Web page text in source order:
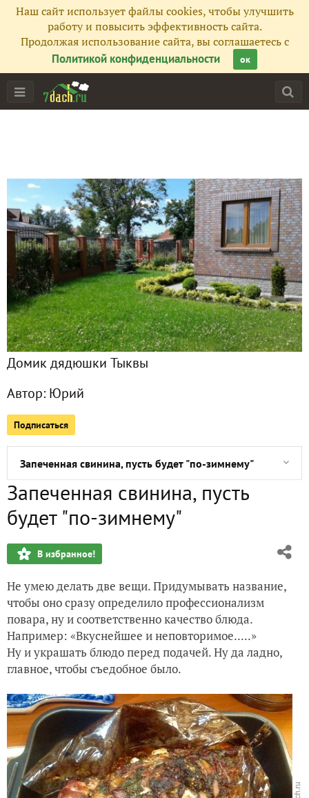
Наш сайт использует файлы cookies, чтобы улучшить
работу и повысить эффективность сайта.
Продолжая использование сайта, вы соглашаетесь с
Политикой конфиденциальности
ок
Домик дядюшки Тыквы
Автор: Юрий
Подписаться
Главная
Фото 100
Сейчас обсуждают
"Рыбацкий" суп
Тушеное мясо
Выходные с морепродуктами
Зимняя лазанья
Горячая закуска из креветок
Запеченная свинина, пусть будет "по-зимнему"
Салат с креветками и снегом за окном
Со старым Новым Годом!!!
Фрикадельки (просто когда хочется есть)
Утро седое
Зимние кебабы
Запеченная свинина, пусть
будет "по-зимнему"
В избранное!
Не умею делать две вещи. Придумывать название,
чтобы оно сразу определило профессионализм
повара, ну и соответственно качество блюда.
Например: «Вкуснейшее и неповторимое.....»
Ну и украшать блюдо перед подачей. Ну да ладно,
главное, чтобы съедобное было.